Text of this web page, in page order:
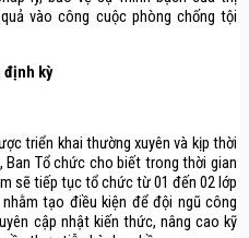
vào công cuộc phòng chống tội
định kỳ
triển khai thường xuyên và kịp thời
Tổ chức cho biết trong thời gian
sẽ tiếp tục tổ chức từ 01 đến 02 lớp
tạo điều kiện để đội ngũ công
cập nhật kiến thức, nâng cao kỹ